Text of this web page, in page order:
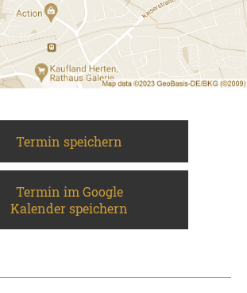
Termin speichern
Termin im Google
Kalender speichern